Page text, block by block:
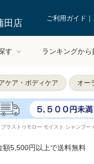
田店 ご利用ガイド
す ランキングから
ケア・ボディケア オー
プラストゥモロー モイスト シャンプー
5,500円以上で送料無料